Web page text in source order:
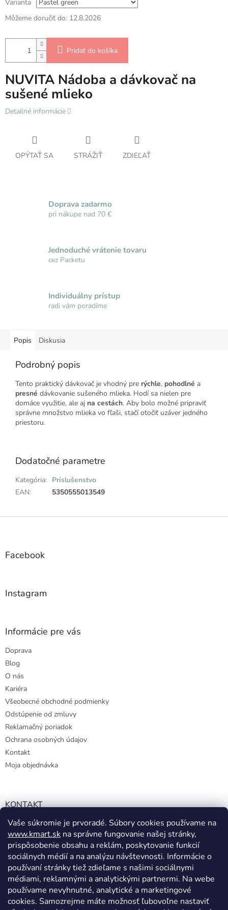
Vaše súkromie je prvoradé. Súbory cookies používame na
www.kmart.sk na správne fungovanie našej stránky,
prispôsobenie obsahu a reklám, poskytovanie funkcií
sociálnych médií a na analýzu návštevnosti. Informácie o
používaní stránky tiež zdieľame s našimi sociálnymi
médiami, reklamnými a analytickými partnermi. Na webe
používame nevyhnutné, analytické a marketingové
cookies. Samozrejme máte možnosť ľubovoľne nastaviť
Varianta
Môžeme doručiť do: 12.8.2026
Pridať do košíka
NUVITA Nádoba a dávkovač na
sušené mlieko
Detailné informácie
OPÝTAŤ SA STRÁŽIŤ ZDIEĽAŤ
Doprava zadarmo
pri nákupe nad 70 €
Jednoduché vrátenie tovaru
cez Packetu
Individuálny prístup
radi vám poradíme
Popis Diskusia
Podrobný popis
Tento praktický dávkovač je vhodný pre rýchle, pohodlné a
presné dávkovanie sušeného mlieka. Hodí sa nielen pre
domáce využitie, ale aj na cestách. Aby bolo možné pripraviť
správne množstvo mlieka vo fľaši, stačí otočiť uzáver jedného
priestoru.
Dodatočné parametre
Kategória: Príslušenstvo
EAN: 5350555013549
Z
Facebook
Instagram
Informácie pre vás
Doprava
Blog
O nás
Kariéra
Všeobecné obchodné podmienky
Odstúpenie od zmluvy
Reklamačný poriadok
Ochrana osobných údajov
Kontakt
Moja objednávka
KONTAKT
info@kmart.sk
+421 947 979 193
+421 947 979 193
facebook.com/Kolieramarket